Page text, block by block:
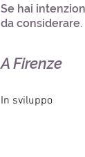
Se hai
da considerare.
A Firenze
In sviluppo